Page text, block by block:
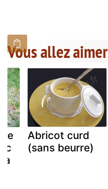
Vous allez aimer
a
Abricot curd
(sans beurre)